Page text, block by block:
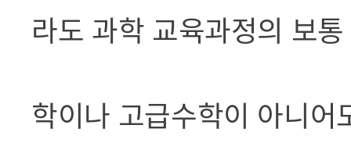
라도 과학 교육과정의 보
학이나 고급수학이 아니